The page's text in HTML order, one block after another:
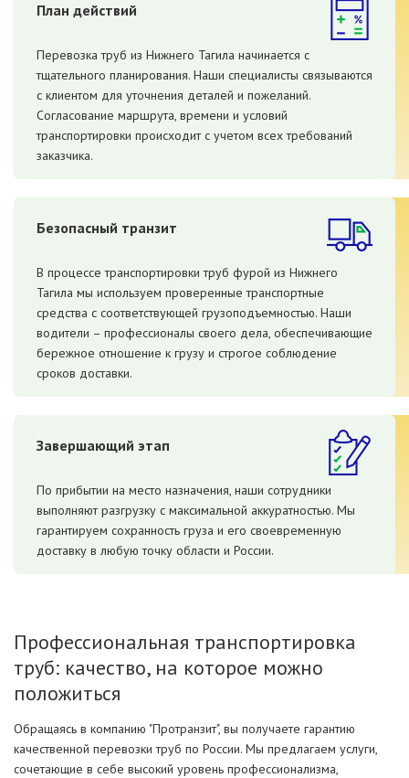
План действий
Перевозка труб из Нижнего Тагила начинается с
тщательного планирования. Наши специалисты связываются
с клиентом для уточнения деталей и пожеланий.
Согласование маршрута, времени и условий
транспортировки происходит с учетом всех требований
заказчика.
Безопасный транзит
В процессе транспортировки труб фурой из Нижнего
Тагила мы используем проверенные транспортные
средства с соответствующей грузоподъемностью. Наши
водители – профессионалы своего дела, обеспечивающие
бережное отношение к грузу и строгое соблюдение
сроков доставки.
Завершающий этап
По прибытии на место назначения, наши сотрудники
выполняют разгрузку с максимальной аккуратностью. Мы
гарантируем сохранность груза и его своевременную
доставку в любую точку области и России.
Профессиональная транспортировка
труб: качество, на которое можно
положиться
Обращаясь в компанию "Протранзит", вы получаете гарантию
качественной перевозки труб по России. Мы предлагаем услуги,
сочетающие в себе высокий уровень профессионализма,